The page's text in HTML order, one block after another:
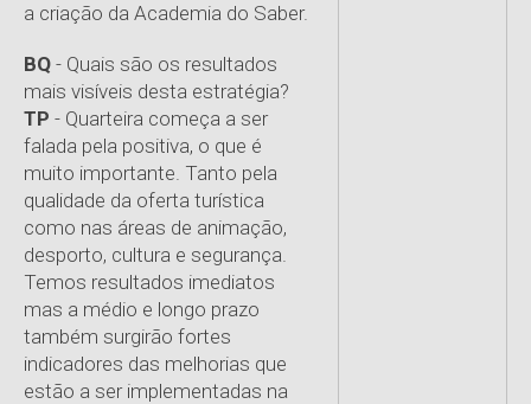
a criação da Academia do Saber.
BQ - Quais são os resultados
mais visíveis desta estratégia?
TP - Quarteira começa a ser
falada pela positiva, o que é
muito importante. Tanto pela
qualidade da oferta turística
como nas áreas de animação,
desporto, cultura e segurança.
Temos resultados imediatos
mas a médio e longo prazo
também surgirão fortes
indicadores das melhorias que
estão a ser implementadas na